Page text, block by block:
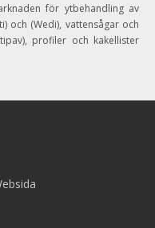
för ytbehandling av
och (Wedi), vattensågar och
profiler och kakellister